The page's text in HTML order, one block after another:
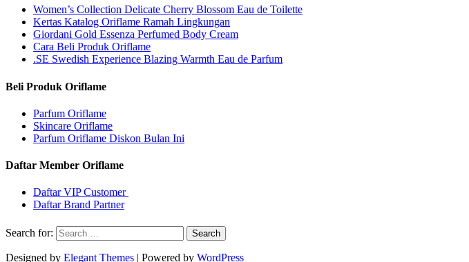
Women’s Collection Delicate Cherry Blossom Eau de Toilette
Kertas Katalog Oriflame Ramah Lingkungan
Giordani Gold Essenza Perfumed Body Cream
Cara Beli Produk Oriflame
.SE Swedish Experience Blazing Warmth Eau de Parfum
Beli Produk Oriflame
Parfum Oriflame
Skincare Oriflame
Parfum Oriflame Diskon Bulan Ini
Daftar Member Oriflame
Daftar VIP Customer
Daftar Brand Partner
Search for:
Designed by Elegant Themes | Powered by WordPress